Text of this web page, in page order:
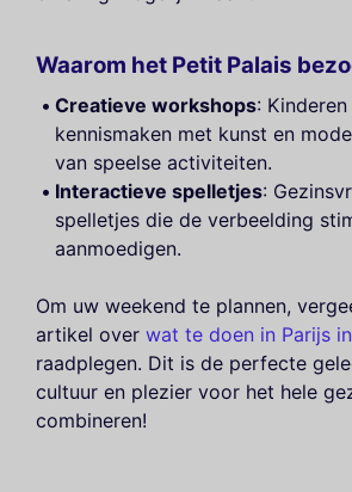
Waarom het Petit Palais
Creatieve workshops:
kennismaken met kunst en
van speelse activiteiten.
Interactieve spelletjes:
spelletjes die de verbeelding
aanmoedigen.
Om uw weekend te plannen,
artikel over wat te doen in Parijs
raadplegen. Dit is de perfecte
cultuur en plezier voor het hele
combineren!